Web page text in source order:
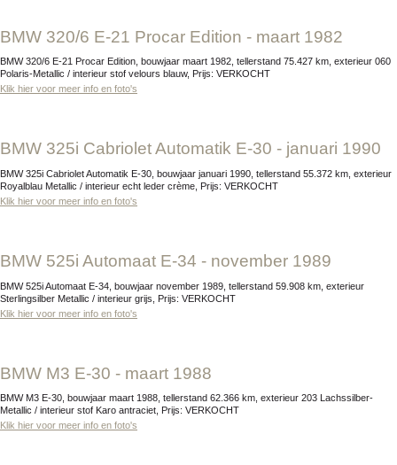
BMW 320/6 E-21 Procar Edition - maart 1982
BMW 320/6 E-21 Procar Edition, bouwjaar maart 1982, tellerstand 75.427 km, exterieur 060
Polaris-Metallic / interieur stof velours blauw, Prijs: VERKOCHT
Klik hier voor meer info en foto's
BMW 325i Cabriolet Automatik E-30 - januari 1990
BMW 325i Cabriolet Automatik E-30, bouwjaar januari 1990, tellerstand 55.372 km, exterieur
Royalblau Metallic / interieur echt leder crème, Prijs: VERKOCHT
Klik hier voor meer info en foto's
BMW 525i Automaat E-34 - november 1989
BMW 525i Automaat E-34, bouwjaar november 1989, tellerstand 59.908 km, exterieur
Sterlingsilber Metallic / interieur grijs, Prijs: VERKOCHT
Klik hier voor meer info en foto's
BMW M3 E-30 - maart 1988
BMW M3 E-30, bouwjaar maart 1988, tellerstand 62.366 km, exterieur 203 Lachssilber-
Metallic / interieur stof Karo antraciet, Prijs: VERKOCHT
Klik hier voor meer info en foto's